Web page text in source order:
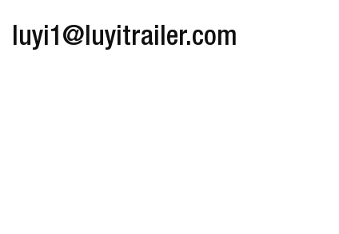
luyi1@luyitrailer.com